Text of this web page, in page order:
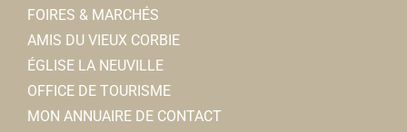
FOIRES & MARCHÉS
AMIS DU VIEUX CORBIE
ÉGLISE LA NEUVILLE
OFFICE DE TOURISME
MON ANNUAIRE DE CONTACT